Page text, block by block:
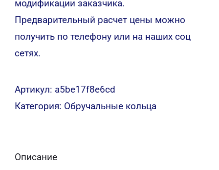
модификации заказчика.
Предварительный расчет цены можно
получить по телефону или на наших соц
сетях.
Артикул: a5be17f8e6cd
Категория: Обручальные кольца
Описание